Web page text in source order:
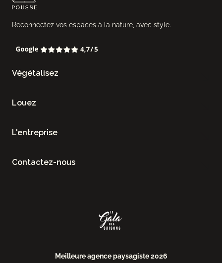
Reconnectez vos espaces à la nature, avec style.
Végétalisez
Louez
L'entreprise
Contactez-nous
Meilleure agence paysagiste 2026